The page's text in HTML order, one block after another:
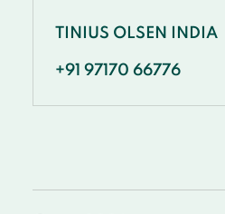
TINIUS OLSEN INDIA
+91 97170 66776